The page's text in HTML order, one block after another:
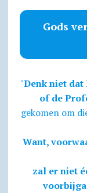
Gods
"Denk niet dat
of de
gekomen om
Want,
zal er niet